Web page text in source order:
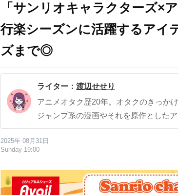
「サンリオキャラクターズ×
行楽シーズンに活躍するアイ
ズまで◎
ライター： 渡辺せせり
アニメオタク歴20年。オタクのきっか
ジャンプ系の漫画やそれを原作とした
2025年 08月31日
Sunday 19:00